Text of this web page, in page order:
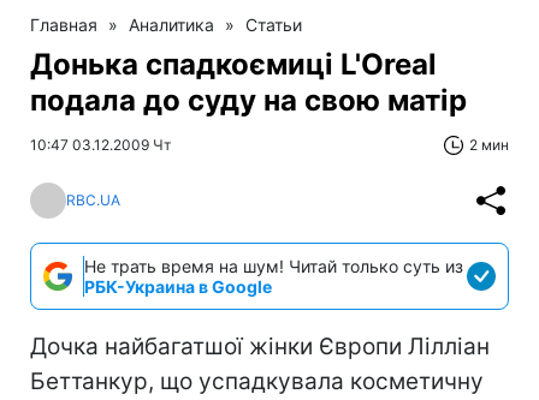
Главная » Аналитика » Статьи
Донька спадкоємиці L'Oreal
подала до суду на свою матір
10:47 03.12.2009 Чт 2 мин
RBC.UA
Не трать время на шум! Читай только суть из
РБК-Украина в Google
Дочка найбагатшої жінки Європи Лілліан
Беттанкур, що успадкувала косметичну